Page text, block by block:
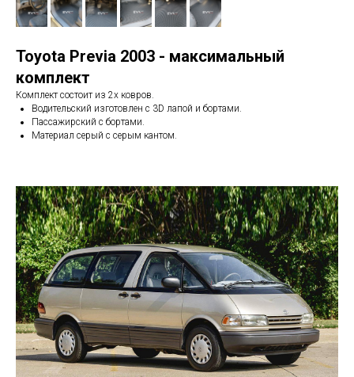
Toyota Previa 2003 - максимальный
комплект
Комплект состоит из 2х ковров.
Водительский изготовлен с 3D лапой и бортами.
Пассажирский с бортами.
Материал серый с серым кантом.